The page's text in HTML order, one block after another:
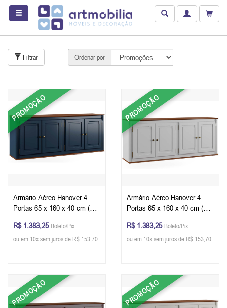
Filtrar Ordenar por
PROMOÇÃO
Armário Aéreo Hanover 4
Portas 65 x 160 x 40 cm (A x
Imbuia Glazer
R$ 1.383,25 Boleto/Pix
ou em 10x sem juros de R$ 153,70
PROMOÇÃO
Armário Aéreo Hanover 4
Portas 65 x 160 x 40 cm (A x
Glazer
R$ 1.383,25 Boleto/Pix
ou em 10x sem juros de R$ 153,70
PROMOÇÃO PROMOÇÃO